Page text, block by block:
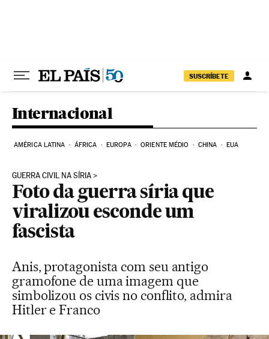
SUSCRÍBETE
Internacional
AMÉRICA LATINA ÁFRICA EUROPA ORIENTE MÉDIO CHINA EUA
GUERRA CIVIL NA SÍRIA
Foto da guerra síria que
viralizou esconde um
fascista
Anis, protagonista com seu antigo
gramofone de uma imagem que
simbolizou os civis no conflito, admira
Hitler e Franco